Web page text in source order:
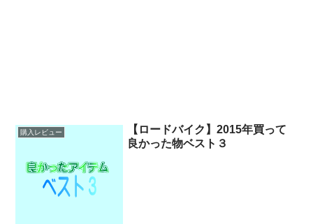
購入レビュー
【ロードバイク】2015年買って
良かった物ベスト３